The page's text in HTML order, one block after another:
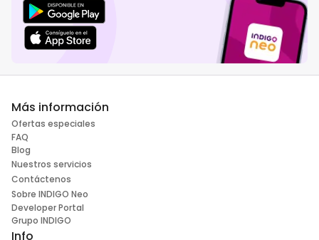
Más información
Ofertas especiales
FAQ
Blog
Nuestros servicios
Contáctenos
Sobre INDIGO Neo
Developer Portal
Grupo INDIGO
Info